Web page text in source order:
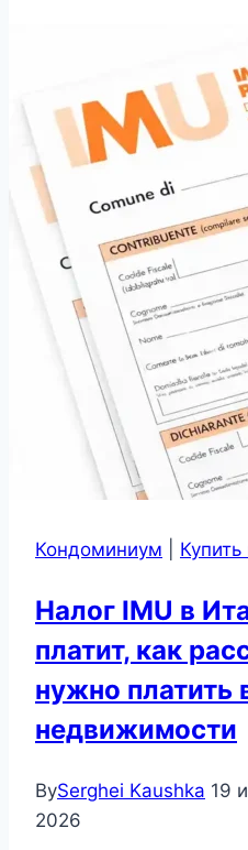
Кондоминиум Купить
Налог IMU в
платит, как
нужно платить
недвижимости
BySerghei Kaushka 19
2026